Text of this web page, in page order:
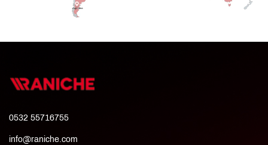
0532 55716755
info@raniche.com